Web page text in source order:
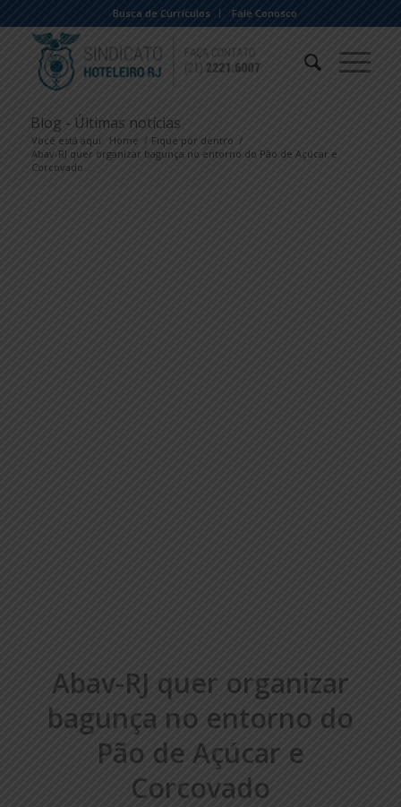
Busca de Currículos Fale Conosco
Blog - Últimas notícias
Você está aqui: Home / Fique por dentro /
Abav-RJ quer organizar bagunça no entorno do Pão de Açúcar e
Corcovado...
Abav-RJ quer organizar
bagunça no entorno do
Pão de Açúcar e
Corcovado